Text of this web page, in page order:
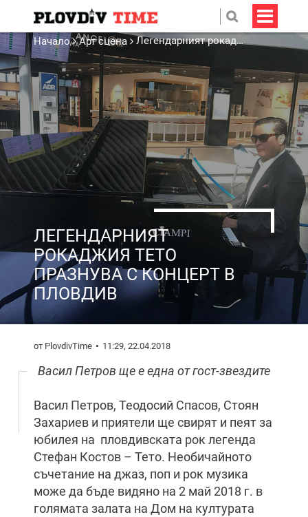
Начало Арт сцена Легендарният рокаджия Тето празнува с концерт в Пловдив
ЛЕГЕНДАРНИЯТ
РОКАДЖИЯ ТЕТО
ПРАЗНУВА С КОНЦЕРТ В
ПЛОВДИВ
от PlovdivTime 11:29, 22.04.2018
Васил Петров ще е една от гост-звездите
Васил Петров, Теодосий Спасов, Стоян
Захариев и приятели ще свирят и пеят за
юбилея на пловдивската рок легенда
Стефан Костов – Тето. Необичайното
съчетание на джаз, поп и рок музика
може да бъде видяно на 2 май 2018 г. в
голямата залата на Дом на културата